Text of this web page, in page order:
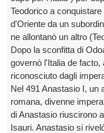
Teodorico a
d'Oriente da un
ne allontanò un altro
Dopo la sconfitta di
governò l'Italia de
riconosciuto dagli
Nel 491 Anastasio I, un
romana, divenne
di Anastasio riuscirono
Isauri. Anastasio si